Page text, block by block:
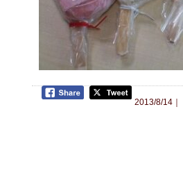
2013/8/14｜